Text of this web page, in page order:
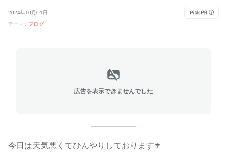
2024年10月01日
テーマ： ブログ
広告を表示できませんでした
今日は天気悪くてひんやりしております☂️